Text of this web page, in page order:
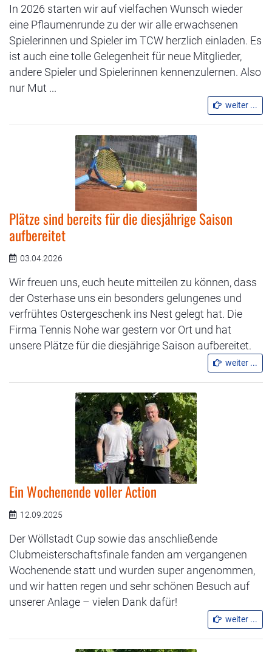
In 2026 starten wir auf vielfachen Wunsch wieder
eine Pflaumenrunde zu der wir alle erwachsenen
Spielerinnen und Spieler im TCW herzlich einladen. Es
ist auch eine tolle Gelegenheit für neue Mitglieder,
andere Spieler und Spielerinnen kennenzulernen. Also
nur Mut ...
weiter ...
Plätze sind bereits für die diesjährige Saison
aufbereitet
03.04.2026
Wir freuen uns, euch heute mitteilen zu können, dass
der Osterhase uns ein besonders gelungenes und
verfrühtes Ostergeschenk ins Nest gelegt hat. Die
Firma Tennis Nohe war gestern vor Ort und hat
unsere Plätze für die diesjährige Saison aufbereitet.
weiter ...
Ein Wochenende voller Action
12.09.2025
Der Wöllstadt Cup sowie das anschließende
Clubmeisterschaftsfinale fanden am vergangenen
Wochenende statt und wurden super angenommen,
und wir hatten regen und sehr schönen Besuch auf
unserer Anlage – vielen Dank dafür!
weiter ...